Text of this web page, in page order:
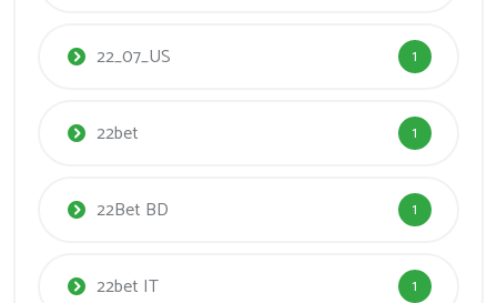
22_07_US 1
22bet 1
22Bet BD 1
22bet IT 1